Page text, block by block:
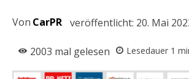
Von CarPR veröffentlicht: 20. Mai
2003 mal gelesen Lesedauer 1